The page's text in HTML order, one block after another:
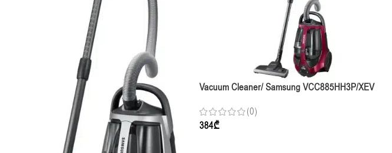
Vacuum Cleaner/ Samsung VCC885HH3P/XEV
(0)
384₾